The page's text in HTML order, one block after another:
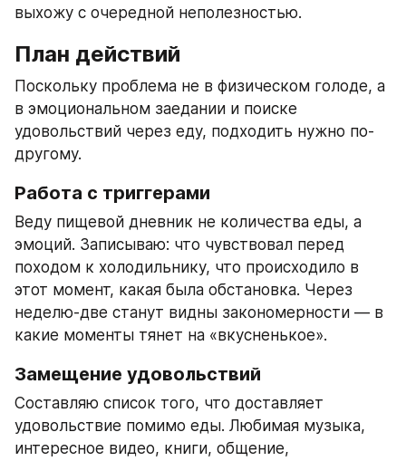
выхожу с очередной неполезностью.
План действий
Поскольку проблема не в физическом голоде, а
в эмоциональном заедании и поиске
удовольствий через еду, подходить нужно по-
другому.
Работа с триггерами
Веду пищевой дневник не количества еды, а
эмоций. Записываю: что чувствовал перед
походом к холодильнику, что происходило в
этот момент, какая была обстановка. Через
неделю-две станут видны закономерности — в
какие моменты тянет на «вкусненькое».
Замещение удовольствий
Составляю список того, что доставляет
удовольствие помимо еды. Любимая музыка,
интересное видео, книги, общение,